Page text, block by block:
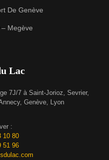
De Genève
– Megève
Lac
7J/7 à Saint-Jorioz, Sevrier,
Genève, Lyon
:
10 80
51 96